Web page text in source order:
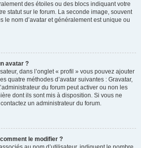
des étoiles ou des blocs indiquant votre
statut sur le forum. La seconde image, souvent
le nom d’avatar et généralement est unique ou
avatar ?
dans l’onglet « profil » vous pouvez ajouter
quatre méthodes d’avatar suivantes : Gravatar,
du forum peut activer ou non les
dont ils sont mis à disposition. Si vous ne
un administrateur du forum.
le modifier ?